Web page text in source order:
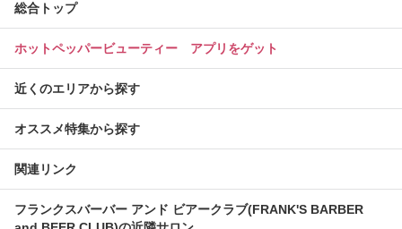
総合トップ
ホットペッパービューティー アプリをゲット
近くのエリアから探す
オススメ特集から探す
関連リンク
フランクスバーバー アンド ビアークラブ(FRANK'S BARBER